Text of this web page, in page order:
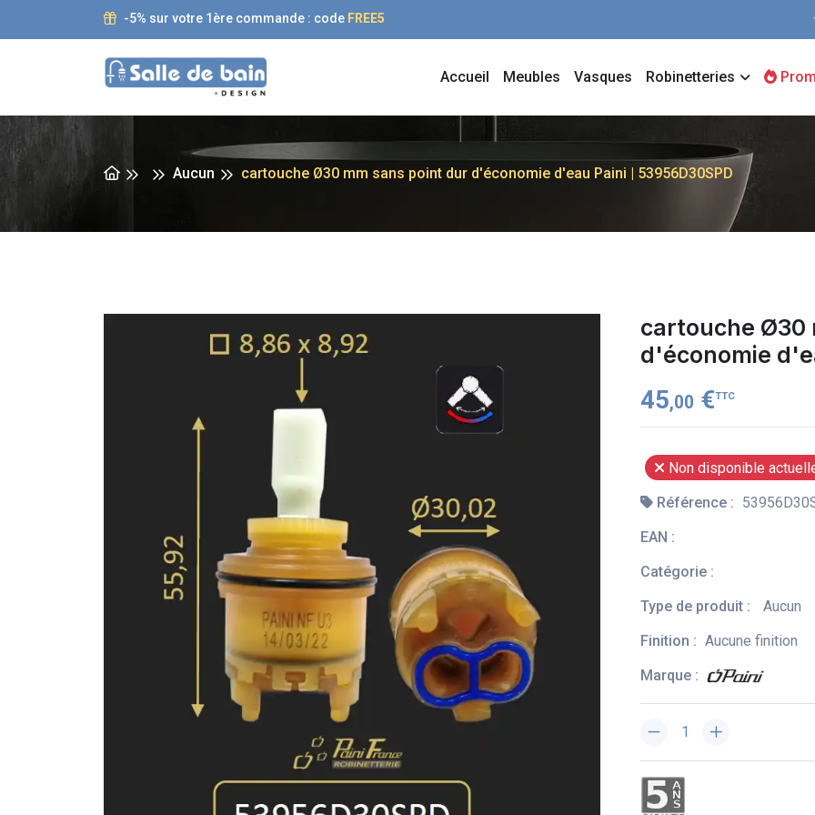
-5% sur votre 1ère commande : code FREE5
Accueil Meubles Vasques Robinetteries
Aucun cartouche Ø30 mm sans point dur d'économie d'eau Paini | 53956D30SPD
cartouche Ø30
d'économie
45,00 €TTC
Non disponible
Référence :
EAN :
Catégorie :
Type de produit :
Aucun
Finition : Aucune finition
Marque :